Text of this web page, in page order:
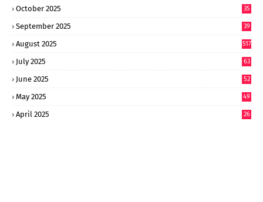
October 2025 35
September 2025
39
August 2025 517
July 2025
63
June 2025
52
May 2025
49
April 2025 26